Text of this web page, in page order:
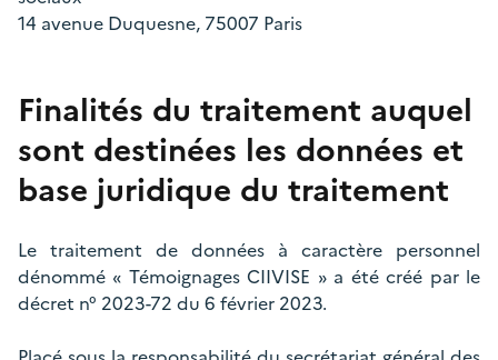
14 avenue Duquesne, 75007 Paris
Finalités du traitement auquel
sont destinées les données et
base juridique du traitement
Le traitement de données à caractère personnel
dénommé « Témoignages CIIVISE » a été créé par le
décret n° 2023-72 du 6 février 2023.